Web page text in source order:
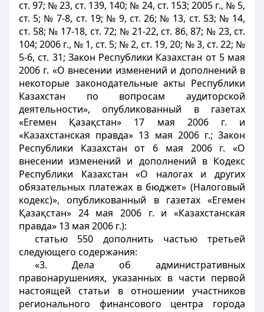
ст. 97; № 23, ст. 139, 140; № 24, ст. 153; 2005 г., № 5,
ст. 5; № 7-8, ст. 19; № 9, ст. 26; № 13, ст. 53; № 14,
ст. 58; № 17-18, ст. 72; № 21-22, ст. 86, 87; № 23, ст.
104; 2006 г., № 1, ст. 5; № 2, ст. 19, 20; № 3, ст. 22; №
5-6, ст. 31; Закон Республики Казахстан от 5 мая
2006 г. «О внесении изменений и дополнений в
некоторые законодательные акты Республики
Казахстан по вопросам аудиторской
деятельности», опубликованный в газетах
«Егемен Қазақстан» 17 мая 2006 г. и
«Казахстанская правда» 13 мая 2006 г.; Закон
Республики Казахстан от 6 мая 2006 г. «О
внесении изменений и дополнений в Кодекс
Республики Казахстан «О налогах и других
обязательных платежах в бюджет» (Налоговый
кодекс)», опубликованный в газетах «Егемен
Қазақстан» 24 мая 2006 г. и «Казахстанская
правда» 13 мая 2006 г.):
статью 550 дополнить частью третьей
следующего содержания:
«3. Дела об административных
правонарушениях, указанных в части первой
настоящей статьи в отношении участников
регионального финансового центра города